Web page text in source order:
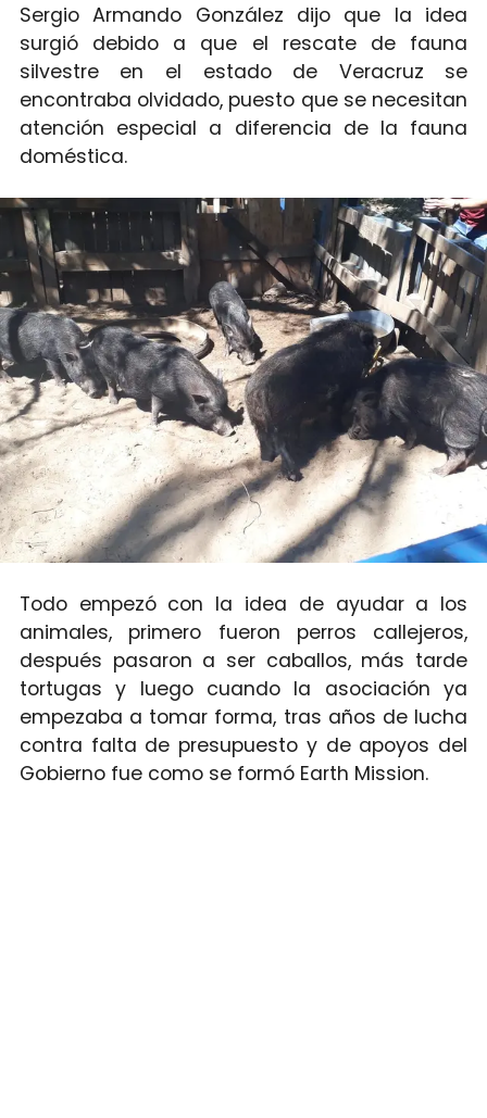
Sergio Armando González dijo que la idea
surgió debido a que el rescate de fauna
silvestre en el estado de Veracruz se
encontraba olvidado, puesto que se necesitan
atención especial a diferencia de la fauna
doméstica.
Todo empezó con la idea de ayudar a los
animales, primero fueron perros callejeros,
después pasaron a ser caballos, más tarde
tortugas y luego cuando la asociación ya
empezaba a tomar forma, tras años de lucha
contra falta de presupuesto y de apoyos del
Gobierno fue como se formó Earth Mission.